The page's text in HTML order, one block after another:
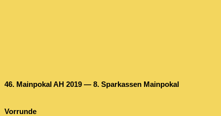
46. Mainpokal AH 2019 — 8. Sparkassen Mainpokal
Vorrunde